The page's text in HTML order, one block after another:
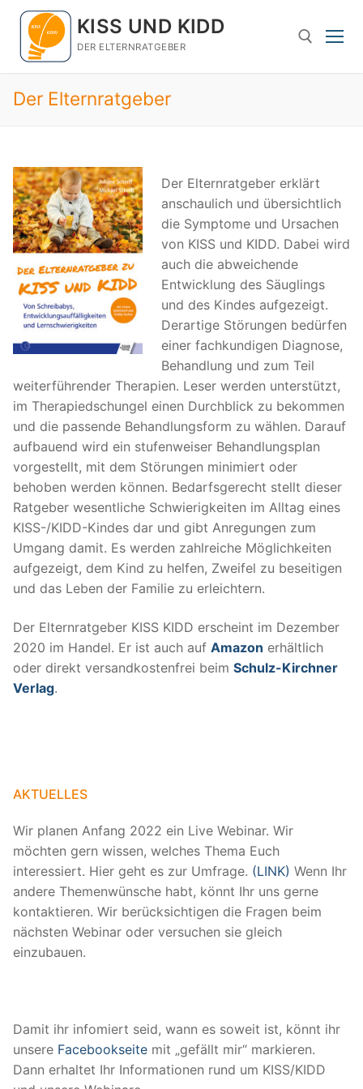
Zum
Inhalt
springen
KISS UND KIDD
DER ELTERNRATGEBER
Suchen nach:
Der Elternratgeber
Der Elternratgeber erklärt
anschaulich und übersichtlich
die Symptome und Ursachen
von KISS und KIDD. Dabei wird
auch die abweichende
Entwicklung des Säuglings
und des Kindes aufgezeigt.
Derartige Störungen bedürfen
einer fachkundigen Diagnose,
Behandlung und zum Teil
weiterführender Therapien. Leser werden unterstützt,
im Therapiedschungel einen Durchblick zu bekommen
und die passende Behandlungsform zu wählen. Darauf
aufbauend wird ein stufenweiser Behandlungsplan
vorgestellt, mit dem Störungen minimiert oder
behoben werden können. Bedarfsgerecht stellt dieser
Ratgeber wesentliche Schwierigkeiten im Alltag eines
KISS-/KIDD-Kindes dar und gibt Anregungen zum
Umgang damit. Es werden zahlreiche Möglichkeiten
aufgezeigt, dem Kind zu helfen, Zweifel zu beseitigen
und das Leben der Familie zu erleichtern.
Der Elternratgeber KISS KIDD erscheint im Dezember
2020 im Handel. Er ist auch auf Amazon erhältlich
oder direkt versandkostenfrei beim Schulz-Kirchner
Verlag.
AKTUELLES
Wir planen Anfang 2022 ein Live Webinar. Wir
möchten gern wissen, welches Thema Euch
interessiert. Hier geht es zur Umfrage. (LINK) Wenn Ihr
andere Themenwünsche habt, könnt Ihr uns gerne
kontaktieren. Wir berücksichtigen die Fragen beim
nächsten Webinar oder versuchen sie gleich
einzubauen.
Damit ihr infomiert seid, wann es soweit ist, könnt ihr
unsere Facebookseite mit „gefällt mir“ markieren.
Dann erhaltet Ihr Informationen rund um KISS/KIDD